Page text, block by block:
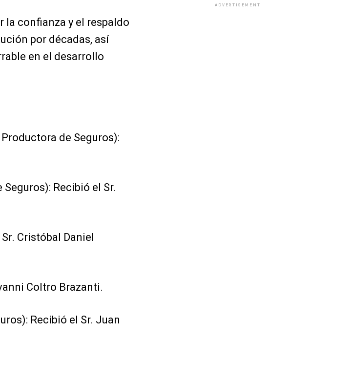
la confianza y el respaldo
por décadas, así
en el desarrollo
de Seguros):
Recibió el Sr.
Cristóbal Daniel
Coltro Brazanti.
Recibió el Sr. Juan
ADVERTISEMENT